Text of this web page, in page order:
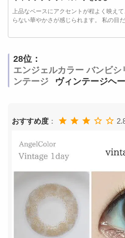
上品なベースにアクセントが程よく映え
らない華やかさが感じら
28位：
エンジェルカラー バンビシ
ンテージ
ヴィンテージヘ
おすすめ度 ：